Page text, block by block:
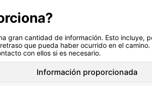
gran cantidad de información. Esto incluye,
que pueda haber ocurrido en el
con ellos si es necesario.
Información proporcionada